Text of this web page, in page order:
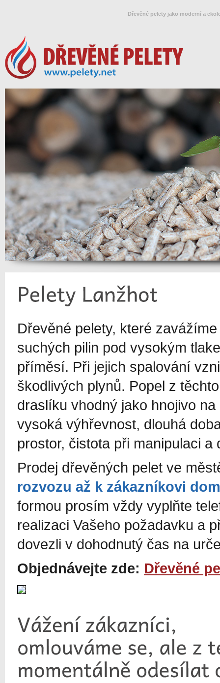
Dřevěné pelety jako moderní a
Dřevěné pelety, které
suchých pilin pod vysokým
příměsí. Při jejich spalování
škodlivých plynů. Popel z
draslíku vhodný jako hnojivo
vysoká výhřevnost, dlouhá
prostor, čistota při manipulaci a
Prodej dřevěných pelet ve
rozvozu až k zákazníkovi
formou prosím vždy vyplňte
realizaci Vašeho požadavku a
dovezli v dohodnutý čas na
Objednávejte zde: Dřevěné